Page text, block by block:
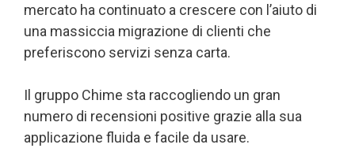
mercato ha continuato a crescere con l’aiuto di
una massiccia migrazione di clienti che
preferiscono servizi senza carta.
Il gruppo Chime sta raccogliendo un gran
numero di recensioni positive grazie alla sua
applicazione fluida e facile da usare.